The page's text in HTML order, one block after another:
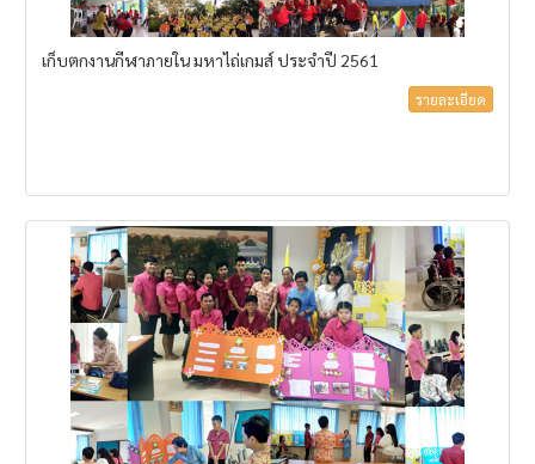
เก็บตกงานกีฬาภายใน มหาไถ่เกมส์ ประจำปี 2561
รายละเอียด